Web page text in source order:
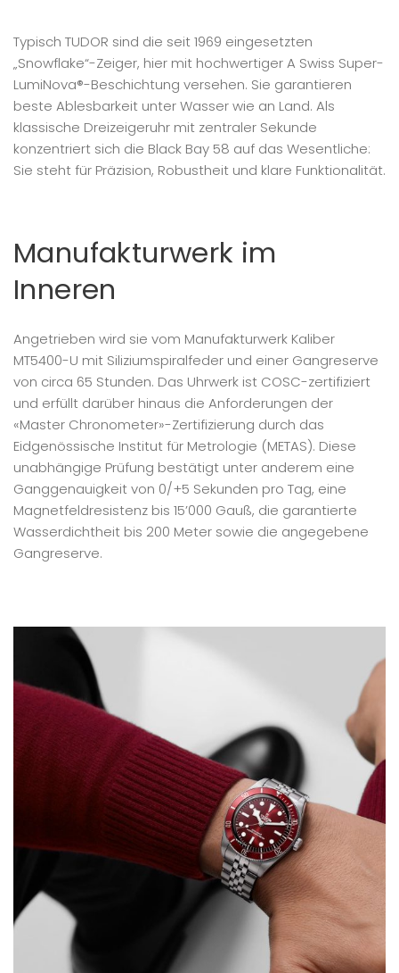
Typisch TUDOR sind die seit 1969 eingesetzten
„Snowflake“-Zeiger, hier mit hochwertiger A Swiss Super-
LumiNova®-Beschichtung versehen. Sie garantieren
beste Ablesbarkeit unter Wasser wie an Land. Als
klassische Dreizeigeruhr mit zentraler Sekunde
konzentriert sich die Black Bay 58 auf das Wesentliche:
Sie steht für Präzision, Robustheit und klare Funktionalität.
Manufakturwerk im
Inneren
Angetrieben wird sie vom Manufakturwerk Kaliber
MT5400-U mit Siliziumspiralfeder und einer Gangreserve
von circa 65 Stunden. Das Uhrwerk ist COSC-zertifiziert
und erfüllt darüber hinaus die Anforderungen der
«Master Chronometer»-Zertifizierung durch das
Eidgenössische Institut für Metrologie (METAS). Diese
unabhängige Prüfung bestätigt unter anderem eine
Ganggenauigkeit von 0/+5 Sekunden pro Tag, eine
Magnetfeldresistenz bis 15’000 Gauß, die garantierte
Wasserdichtheit bis 200 Meter sowie die angegebene
Gangreserve.